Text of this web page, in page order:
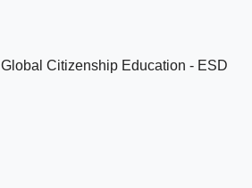
Global Citizenship Education - ESD